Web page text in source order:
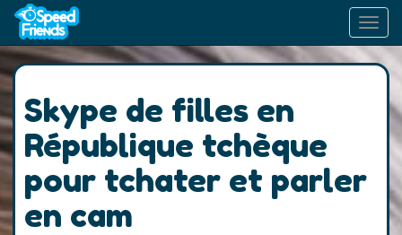
Skype de filles en
République tchèque
pour tchater et parler
en cam